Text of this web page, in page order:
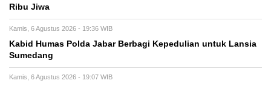
Ribu Jiwa
Kamis, 6 Agustus 2026 - 19:36 WIB
Kabid Humas Polda Jabar Berbagi Kepedulian untuk Lansia
Sumedang
Kamis, 6 Agustus 2026 - 19:07 WIB